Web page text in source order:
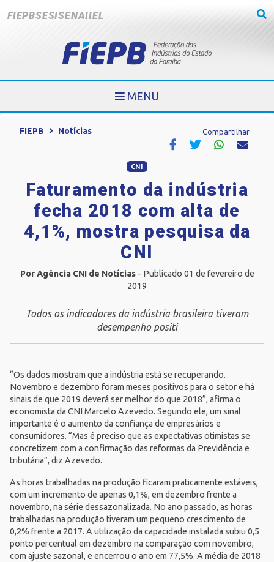
FIEPBSESISENAIIEL
MENU
FIEPB Notícias Compartilhar
CNI
Faturamento da indústria
fecha 2018 com alta de
4,1%, mostra pesquisa da
CNI
Por Agência CNI de Notícias- Publicado 01 de fevereiro de
2019
Todos os indicadores da indústria brasileira tiveram
desempenho positi
“Os dados mostram que a indústria está se recuperando.
Novembro e dezembro foram meses positivos para o setor e há
sinais de que 2019 deverá ser melhor do que 2018”, afirma o
economista da CNI Marcelo Azevedo. Segundo ele, um sinal
importante é o aumento da confiança de empresários e
consumidores. “Mas é preciso que as expectativas otimistas se
concretizem com a confirmação das reformas da Previdência e
tributária”, diz Azevedo.
As horas trabalhadas na produção ficaram praticamente estáveis,
com um incremento de apenas 0,1%, em dezembro frente a
novembro, na série dessazonalizada. No ano passado, as horas
trabalhadas na produção tiveram um pequeno crescimento de
0,2% frente a 2017. A utilização da capacidade instalada subiu 0,5
ponto percentual em dezembro na comparação com novembro,
com ajuste sazonal, e encerrou o ano em 77,5%. A média de 2018